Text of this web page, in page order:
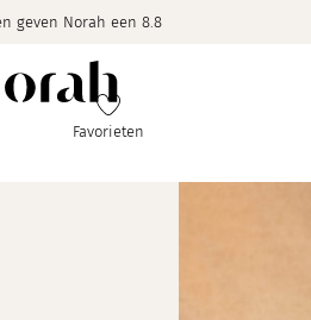
geven Norah een 8.8
Favorieten